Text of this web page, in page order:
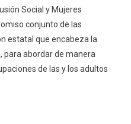
Social y Mujeres
conjunto de las
estatal que encabeza la
para abordar de manera
de las y los adultos